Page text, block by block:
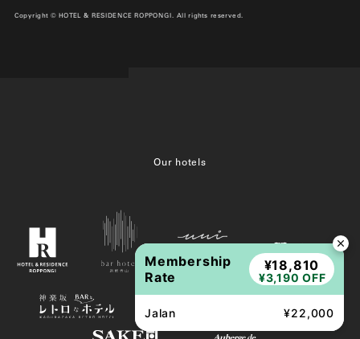
Copyright © HOTEL & RESIDENCE ROPPONGI. All rights reserved.
Our hotels
Membership
Rate
¥18,810
¥3,190 OFF
Jalan ¥22,000